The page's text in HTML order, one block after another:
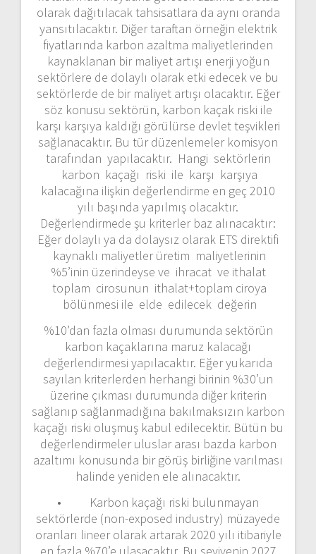
olarak dağıtılacak tahsisatlara da aynı oranda
yansıtılacaktır. Diğer taraftan örneğin elektrik
fiyatlarında karbon azaltma maliyetlerinden
kaynaklanan bir maliyet artışı enerji yoğun
sektörlere de dolaylı olarak etki edecek ve bu
sektörlerde de bir maliyet artışı olacaktır. Eğer
söz konusu sektörün, karbon kaçak riski ile
karşı karşıya kaldığı görülürse devlet teşvikleri
sağlanacaktır. Bu tür düzenlemeler komisyon
tarafından yapılacaktır. Hangi sektörlerin
karbon kaçağı riski ile karşı karşıya
kalacağına ilişkin değerlendirme en geç 2010
yılı başında yapılmış olacaktır.
Değerlendirmede şu kriterler baz alınacaktır:
Eğer dolaylı ya da dolaysız olarak ETS direktifi
kaynaklı maliyetler üretim maliyetlerinin
%5’inin üzerindeyse ve ihracat ve ithalat
toplam cirosunun ithalat+toplam ciroya
bölünmesi ile elde edilecek değerin
%10’dan fazla olması durumunda sektörün
karbon kaçaklarına maruz kalacağı
değerlendirmesi yapılacaktır. Eğer yukarıda
sayılan kriterlerden herhangi birinin %30’un
üzerine çıkması durumunda diğer kriterin
sağlanıp sağlanmadığına bakılmaksızın karbon
kaçağı riski oluşmuş kabul edilecektir. Bütün bu
değerlendirmeler uluslar arası bazda karbon
azaltımı konusunda bir görüş birliğine varılması
halinde yeniden ele alınacaktır.
• Karbon kaçağı riski bulunmayan
sektörlerde (non-exposed industry) müzayede
oranları lineer olarak artarak 2020 yılı itibariyle
en fazla %70’e ulaşacaktır. Bu seviyenin 2027